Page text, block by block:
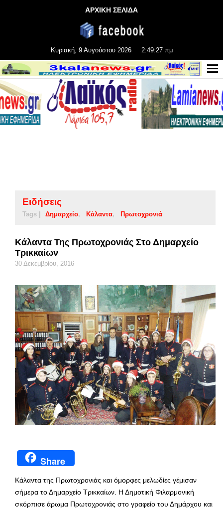
ΑΡΧΙΚΗ ΣΕΛΙΔΑ
Κυριακή, 9 Αυγούστου 2026 2:49:27 πμ
Ειδήσεις
Tags | Δημαρχείο Κάλαντα Πρωτοχρονιά
Κάλαντα Της Πρωτοχρονιάς Στο Δημαρχείο
Τρικκαίων
30 Δεκεμβρίου, 2016
Share
Κάλαντα της Πρωτοχρονιάς και όμορφες μελωδίες γέμισαν
σήμερα το Δημαρχείο Τρικκαίων. Η Δημοτική Φιλαρμονική
σκόρπισε άρωμα Πρωτοχρονιάς στο γραφείο του Δημάρχου και